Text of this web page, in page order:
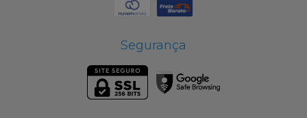
Segurança